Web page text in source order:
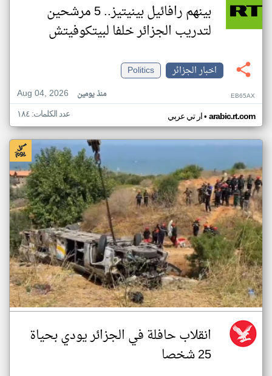
بينهم رافائيل بينيتيز.. 5 مرشحين
لتدريب الجزائر خلفا لبيتكوفيتش
اخبار الجزائر
Politics
Aug 04, 2026
منذ يومين EB65AX
ار تي عربي• arabic.rt.com عدد الكلمات: ١٨٤
انقلاب حافلة في الجزائر يودي بحياة
25 شخصا